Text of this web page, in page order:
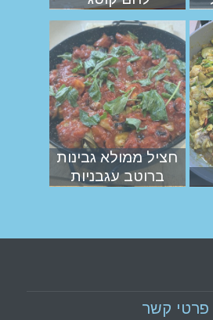
חציל ממולא גבינות
ברוטב עגבניות
פרטי קשר